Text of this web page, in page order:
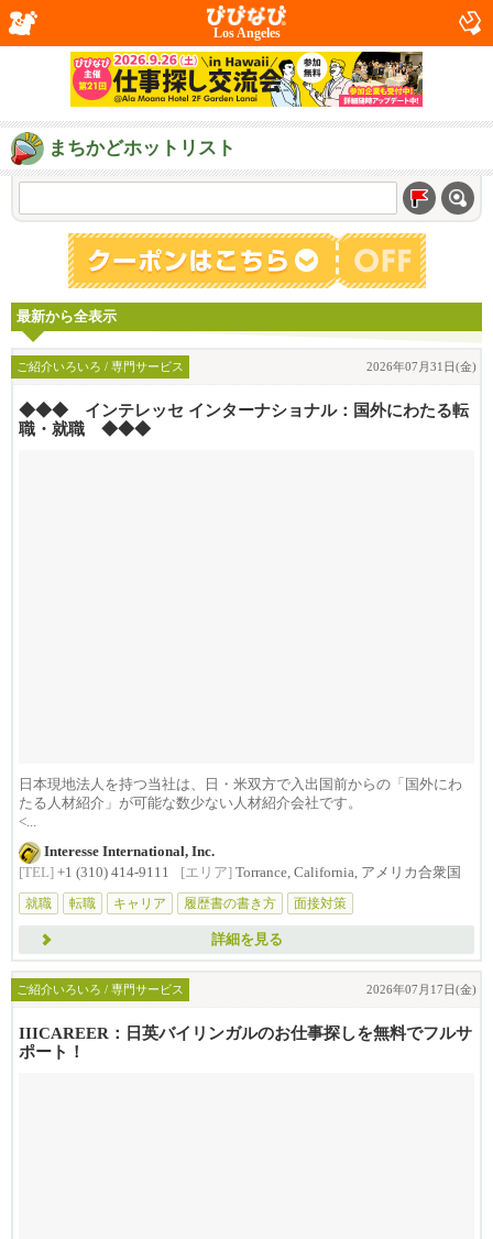
Los Angeles
まちかどホットリスト
最新から全表示
ご紹介いろいろ / 専門サービス 2026年07月31日(金)
◆◆◆ インテレッセ インターナショナル：国外にわたる転
職・就職 ◆◆◆
日本現地法人を持つ当社は、日・米双方で入出国前からの「国外にわ
たる人材紹介」が可能な数少ない人材紹介会社です。
<...
Interesse International, Inc.
[TEL] +1 (310) 414-9111 [エリア] Torrance, California, アメリカ合衆国
就職
転職 キャリア 履歴書の書き方 面接対策
詳細を見る
ご紹介いろいろ / 専門サービス 2026年07月17日(金)
IIICAREER：日英バイリンガルのお仕事探しを無料でフルサ
ポート！